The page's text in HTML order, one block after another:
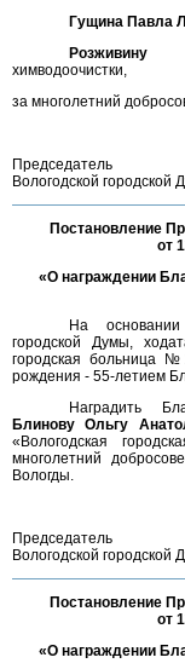
Гущина Павла
Розживину
химводоочистки,
за многолетний
Председатель
Вологодской городской
Постановление
от
«О награждении
На
городской Думы,
городская больница
рождения - 55-летием
Наградить
Блинову Ольгу
«Вологодская
многолетний
Вологды.
Председатель
Вологодской городской
Постановление
от
«О награждении